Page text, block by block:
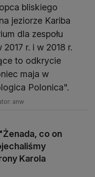
bliskiego
jeziorze Kariba
dla zespołu
r. i w 2018 r.
to odkrycie
maja w
Polonica".
anw
"Żenada, co on
Karola